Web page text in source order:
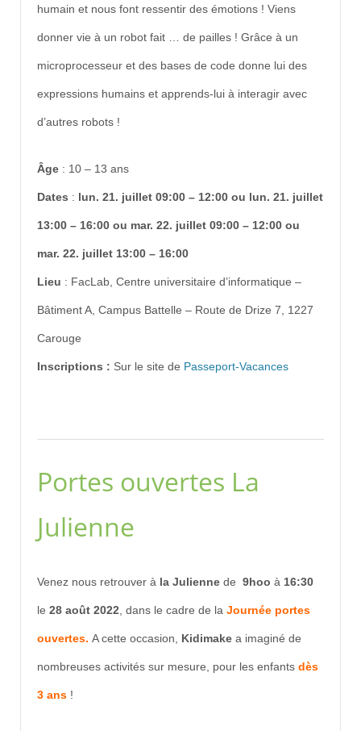
humain et nous font ressentir des émotions ! Viens
donner vie à un robot fait … de pailles ! Grâce à un
microprocesseur et des bases de code donne lui des
expressions humains et apprends-lui à interagir avec
d’autres robots !
Âge : 10 – 13 ans
Dates : lun. 21. juillet 09:00 – 12:00 ou lun. 21. juillet
13:00 – 16:00 ou mar. 22. juillet 09:00 – 12:00 ou
mar. 22. juillet 13:00 – 16:00
Lieu : FacLab, Centre universitaire d’informatique –
Bâtiment A, Campus Battelle – Route de Drize 7, 1227
Carouge
Inscriptions : Sur le site de Passeport-Vacances
Portes ouvertes La
Julienne
Venez nous retrouver à la Julienne de 9hoo à 16:30
le 28 août 2022, dans le cadre de la Journée portes
ouvertes. A cette occasion, Kidimake a imaginé de
nombreuses activités sur mesure, pour les enfants dès
3 ans !